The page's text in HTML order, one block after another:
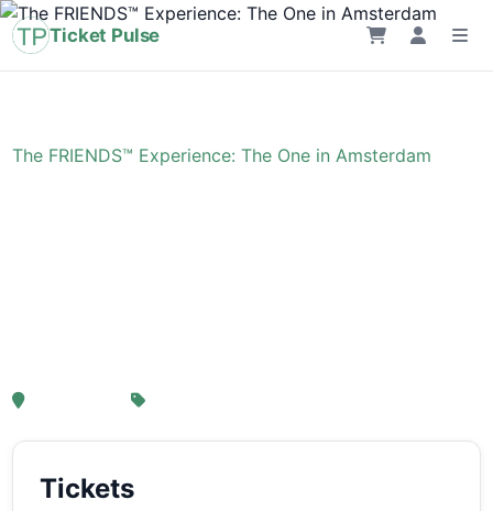
Ticket Pulse
The FRIENDS™ Experience: The One in Amsterdam
, Amsterdam
Tickets